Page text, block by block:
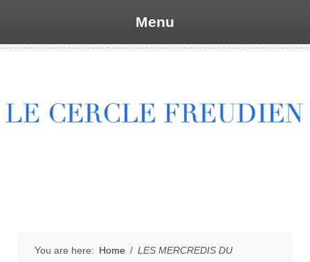
Menu
You are here: Home / LES MERCREDIS DU